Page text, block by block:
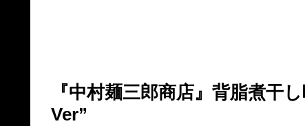
『中村麺三郎商店』背脂煮干
Ver”